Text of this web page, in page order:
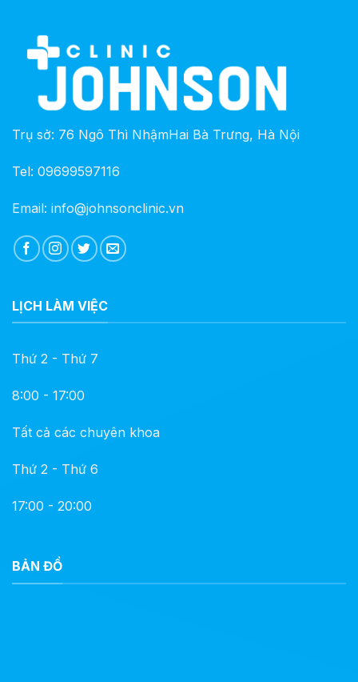
Trụ sở: 76 Ngô Thì NhậmHai Bà Trưng, Hà Nội
Tel: 09699597116
Email: info@johnsonclinic.vn
LỊCH LÀM VIỆC
Thứ 2 - Thứ 7
8:00 - 17:00
Tất cả các chuyên khoa
Thứ 2 - Thứ 6
17:00 - 20:00
BẢN ĐỒ